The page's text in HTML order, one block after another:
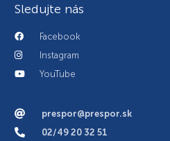
Sledujte nás
Facebook
Instagram
YouTube
prespor@prespor.sk
02/49 20 32 51